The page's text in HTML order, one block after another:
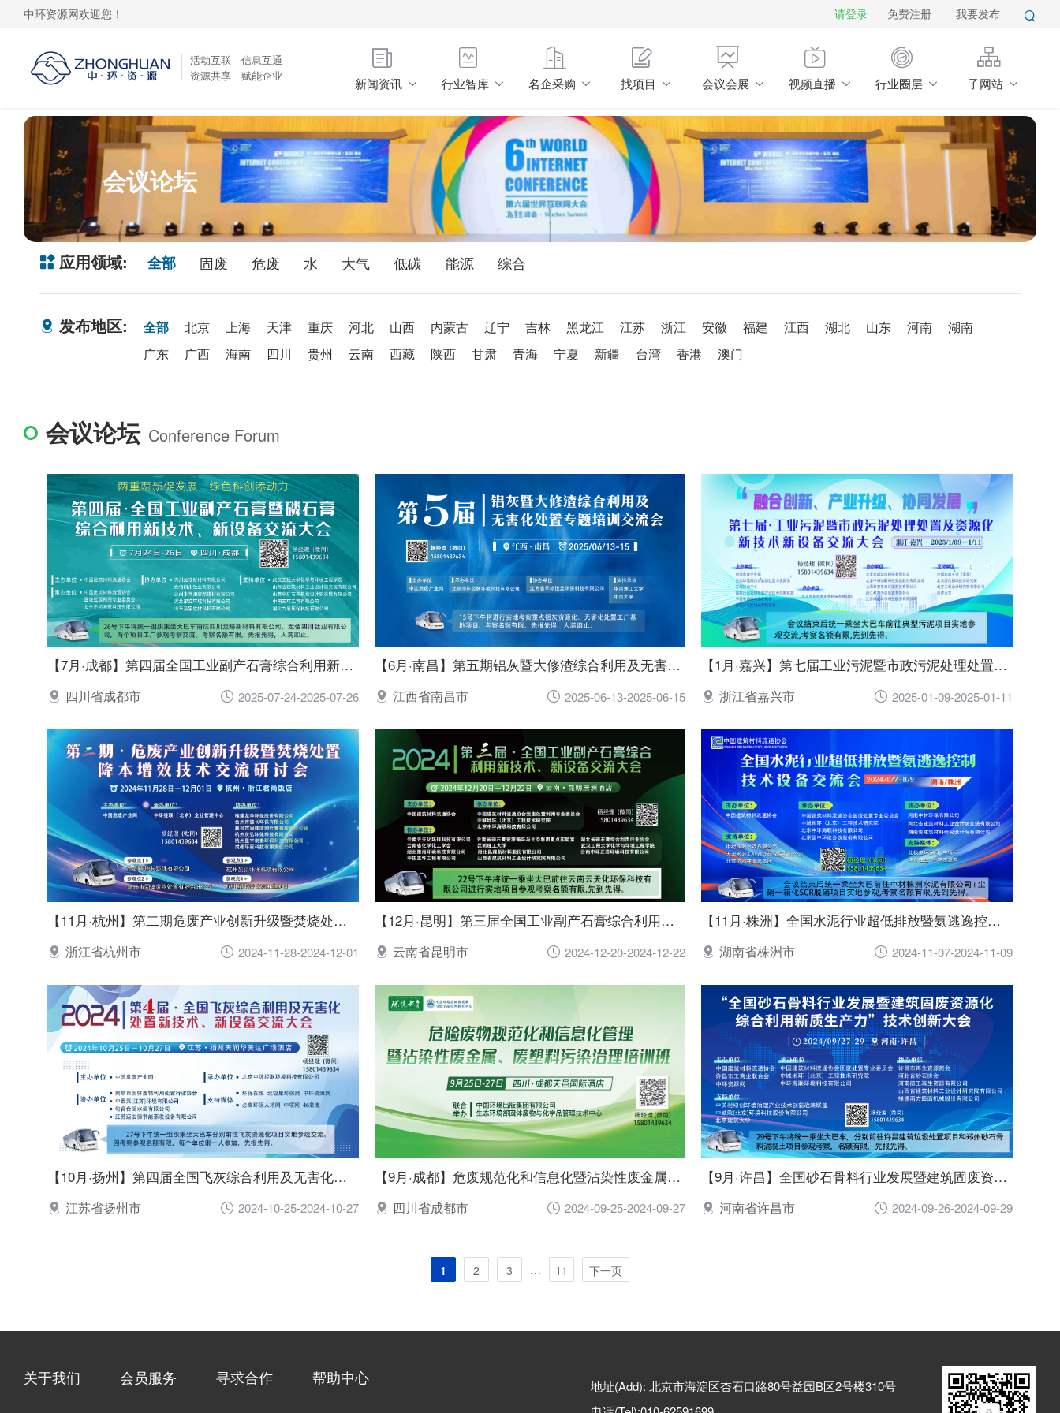
中环资源网欢迎您！ 请登录 免费注册 我要发布
活动互联 信息互通
资源共享 赋能企业
新闻资讯 行业智库 名企采购 找项目 会议会展 视频直播 行业圈层 子网站
会议论坛
应用领域: 全部 固废 危废 水 大气 低碳 能源 综合
发布地区: 全部 北京 上海 天津 重庆 河北 山西 内蒙古 辽宁 吉林 黑龙江 江苏 浙江 安徽 福建 江西 湖北 山东 河南
湖南
广东
广西 海南 四川 贵州 云南 西藏 陕西 甘肃 青海 宁夏 新疆 台湾 香港 澳门
会议论坛 Conference Forum
【7月·成都】第四届全国工业副产石膏综合利用新技术、新设备交流大会 重磅来袭！
四川省成都市 2025-07-24-2025-07-26
【6月·南昌】第五期铝灰暨大修渣综合利用及无害化处置专题培训交流会
江西省南昌市 2025-06-13-2025-06-15
【1月·嘉兴】第七届工业污泥暨市政污泥处理处置及资源化新技术新设备交流大会
浙江省嘉兴市 2025-01-09-2025-01-11
【11月·杭州】第二期危废产业创新升级暨焚烧处置降本增效技术交流研讨会
浙江省杭州市 2024-11-28-2024-12-01
【12月·昆明】第三届全国工业副产石膏综合利用新技术、新设备交流大会
云南省昆明市 2024-12-20-2024-12-22
【11月·株洲】全国水泥行业超低排放暨氨逃逸控制技术设备交流会
湖南省株洲市 2024-11-07-2024-11-09
【10月·扬州】第四届全国飞灰综合利用及无害化处置新技术、新设备交流大会
江苏省扬州市 2024-10-25-2024-10-27
【9月·成都】危废规范化和信息化暨沾染性废金属、废塑料污染治理培训班
四川省成都市 2024-09-25-2024-09-27
【9月·许昌】全国砂石骨料行业发展暨建筑固废资源化综合利用新质生产力技术创新大会
河南省许昌市 2024-09-26-2024-09-29
1 2 3 … 11 下一页
关于我们 会员服务 寻求合作 帮助中心
地址(Add): 北京市海淀区杏石口路80号益园B区2号楼310号